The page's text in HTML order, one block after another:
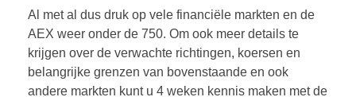
Al met al dus druk op vele financiële markten en de
AEX weer onder de 750. Om ook meer details te
krijgen over de verwachte richtingen, koersen en
belangrijke grenzen van bovenstaande en ook
andere markten kunt u 4 weken kennis maken met de